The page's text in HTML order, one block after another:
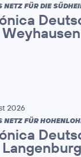
NETZ FÜR DIE
2026
NETZ FÜR